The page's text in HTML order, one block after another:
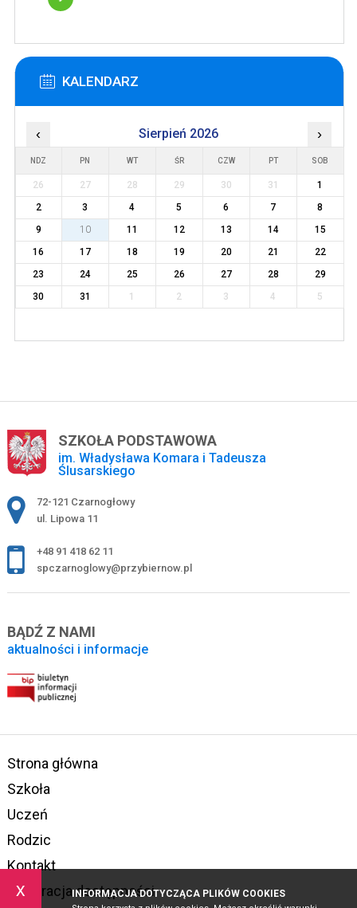
x INFORMACJA DOTYCZĄCA PLIKÓW COOKIES
KALENDARZ
‹ Sierpień 2026 ›
NDZ PN WT ŚR CZW PT SOB
26 27 28 29 30 31
1
2
3 4 5 6 7
8
9
10 11 12 13 14
15
16
17 18 19 20 21
22
23
24 25 26 27 28
29
30
31 1 2 3 4 5
SZKOŁA PODSTAWOWA
im. Władysława Komara i Tadeusza
Ślusarskiego
Adres pocztowy:
72-121 Czarnogłowy
ul. Lipowa 11
+48 91 418 62 11
spczarnoglowy@przybiernow.pl
BĄDŹ Z NAMI
aktualności i informacje
Strona główna
Szkoła
Uczeń
Rodzic
Kontakt
Deklaracja dostępności